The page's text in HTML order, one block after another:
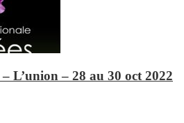
L’union – 28 au 30 oct 2022